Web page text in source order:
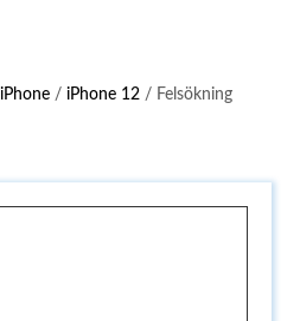
iPhone / iPhone 12 / Felsökning